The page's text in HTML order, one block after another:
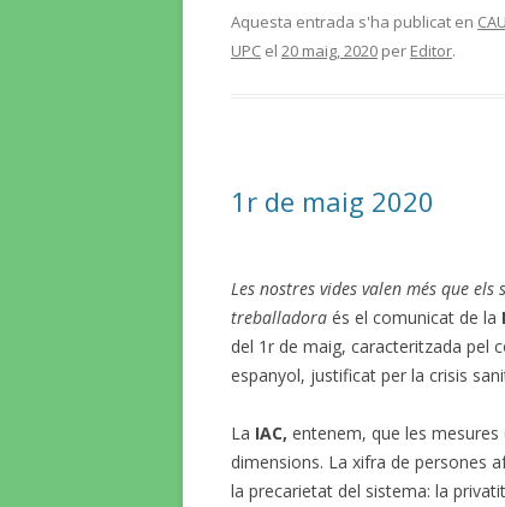
Aquesta entrada s'ha publicat en
UPC el 20 maig, 2020 per Editor.
1r de maig 2020
Les nostres vides valen més que
treballadora és el comunicat de la
del 1r de maig, caracteritzada pel
espanyol, justificat per la crisis
La IAC, entenem, que les
dimensions. La xifra de persones
la precarietat del sistema: la